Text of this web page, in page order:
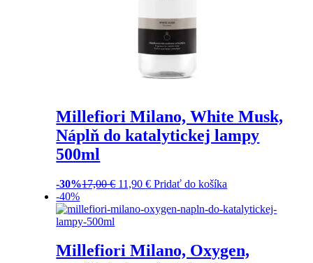
Millefiori Milano, White Musk,
Náplň do katalytickej lampy
500ml
-30%17,00€ 11,90€ Pridať do košíka
-40%
Millefiori Milano, Oxygen,